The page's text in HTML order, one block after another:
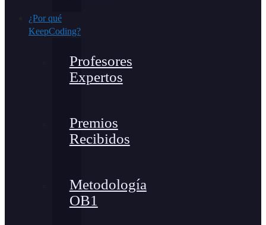
¿Por qué
KeepCoding?
Profesores
Expertos
Premios
Recibidos
Metodología
OB1